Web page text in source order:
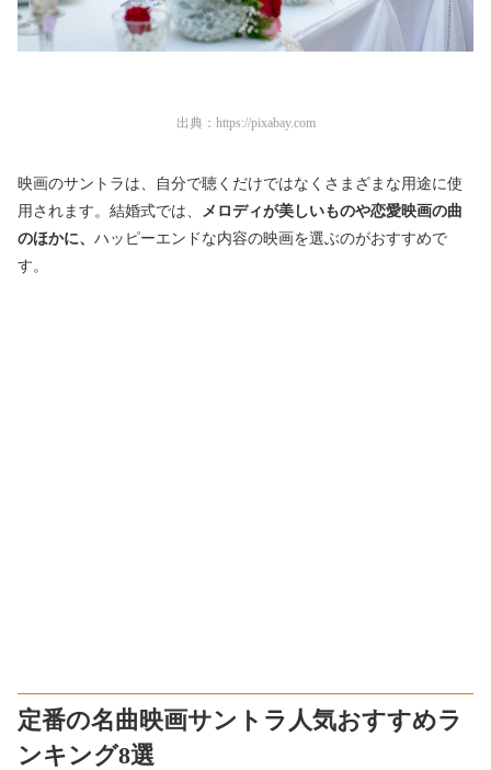
出典： https://pixabay.com
映画のサントラは、自分で聴くだけではなくさまざまな用途に使
用されます。結婚式では、
メロディが美しいものや恋愛映画の曲
のほかに、 ハッピーエンドな内容の映画を選ぶのがおすすめで
す。
定番の名曲映画サントラ人気おすすめラ
ンキング8選